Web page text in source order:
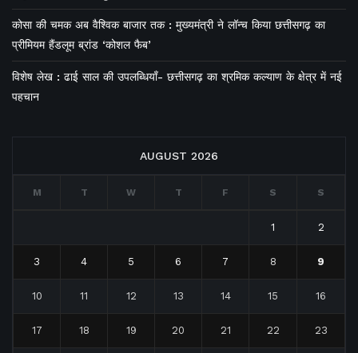
कोसा की चमक अब वैश्विक बाजार तक : मुख्यमंत्री ने लॉन्च किया छत्तीसगढ़ का
प्रीमियम हैंडलूम ब्रांड ‘कोशल फैब’
विशेष लेख : ढाई साल की उपलब्धियाँ- छत्तीसगढ़ का श्रमिक कल्याण के क्षेत्र में नई
पहचान
AUGUST 2026
M T W T F S S
1 2
3 4 5 6 7 8 9
10 11 12 13 14 15 16
17 18 19 20 21 22 23